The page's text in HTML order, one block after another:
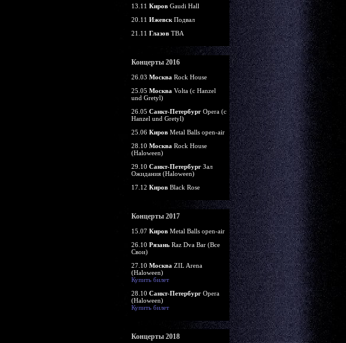
13.11 КировGaudi Hall
20.11 ИжевскПодвал
21.11 ГлазовTBA
Концерты 2016
26.03 Москва Rock House
25.05 Москва Volta (c Hanzel
und Gretyl)
26.05 Санкт-ПетербургOpera (c
Hanzel und Gretyl)
25.06 КировMetal Balls open-air
28.10 Москва Rock House
(Haloween)
29.10 Санкт-ПетербургЗал
Ожидания (Haloween)
17.12 КировBlack Rose
Концерты 2017
15.07 КировMetal Balls open-air
26.10 РязаньRaz Dva Bar (Все
Свои)
27.10 Москва ZIL Arena
(Haloween)
Купить билет
28.10 Санкт-ПетербургOpera
(Haloween)
Купить билет
Концерты 2018